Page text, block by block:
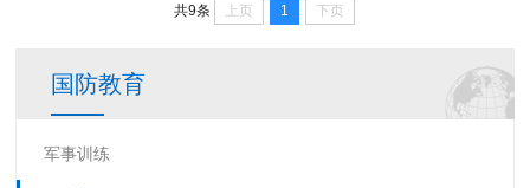
共9条 上页 1 下页
国防教育
军事训练